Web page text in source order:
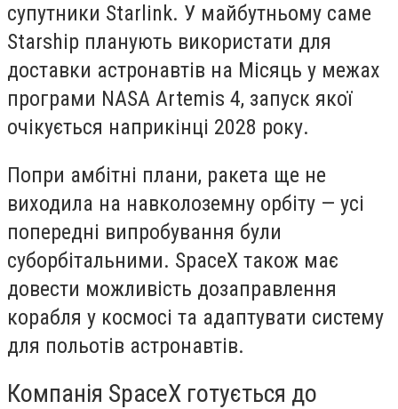
супутники Starlink. У майбутньому саме
Starship планують використати для
доставки астронавтів на Місяць у межах
програми NASA Artemis 4, запуск якої
очікується наприкінці 2028 року.
Попри амбітні плани, ракета ще не
виходила на навколоземну орбіту — усі
попередні випробування були
суборбітальними. SpaceX також має
довести можливість дозаправлення
корабля у космосі та адаптувати систему
для польотів астронавтів.
Компанія SpaceX готується до